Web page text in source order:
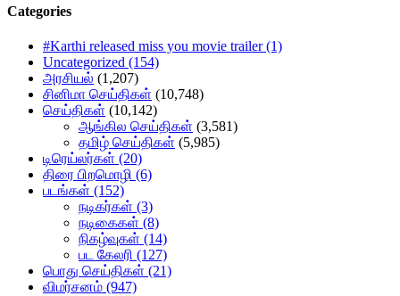
Categories
#Karthi released miss you movie trailer(1)
Uncategorized (154)
அரசியல் (1,207)
சினிமா செய்திகள் (10,748)
செய்திகள் (10,142)
ஆங்கில செய்திகள் (3,581)
தமிழ் செய்திகள் (5,985)
டிரெய்லர்கள் (20)
திரை பிறமொழி (6)
படங்கள் (152)
நடிகர்கள் (3)
நடிகைகள் (8)
நிகழ்வுகள் (14)
பட கேலரி (127)
பொது செய்திகள் (21)
விமர்சனம் (947)